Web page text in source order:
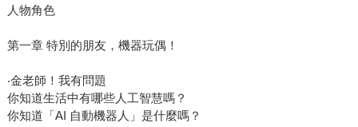
人物角色
第一章 特別的朋友，機器玩偶！
‧金老師！我有問題
你知道生活中有哪些人工智慧嗎？
你知道「AI 自動機器人」是什麼嗎？